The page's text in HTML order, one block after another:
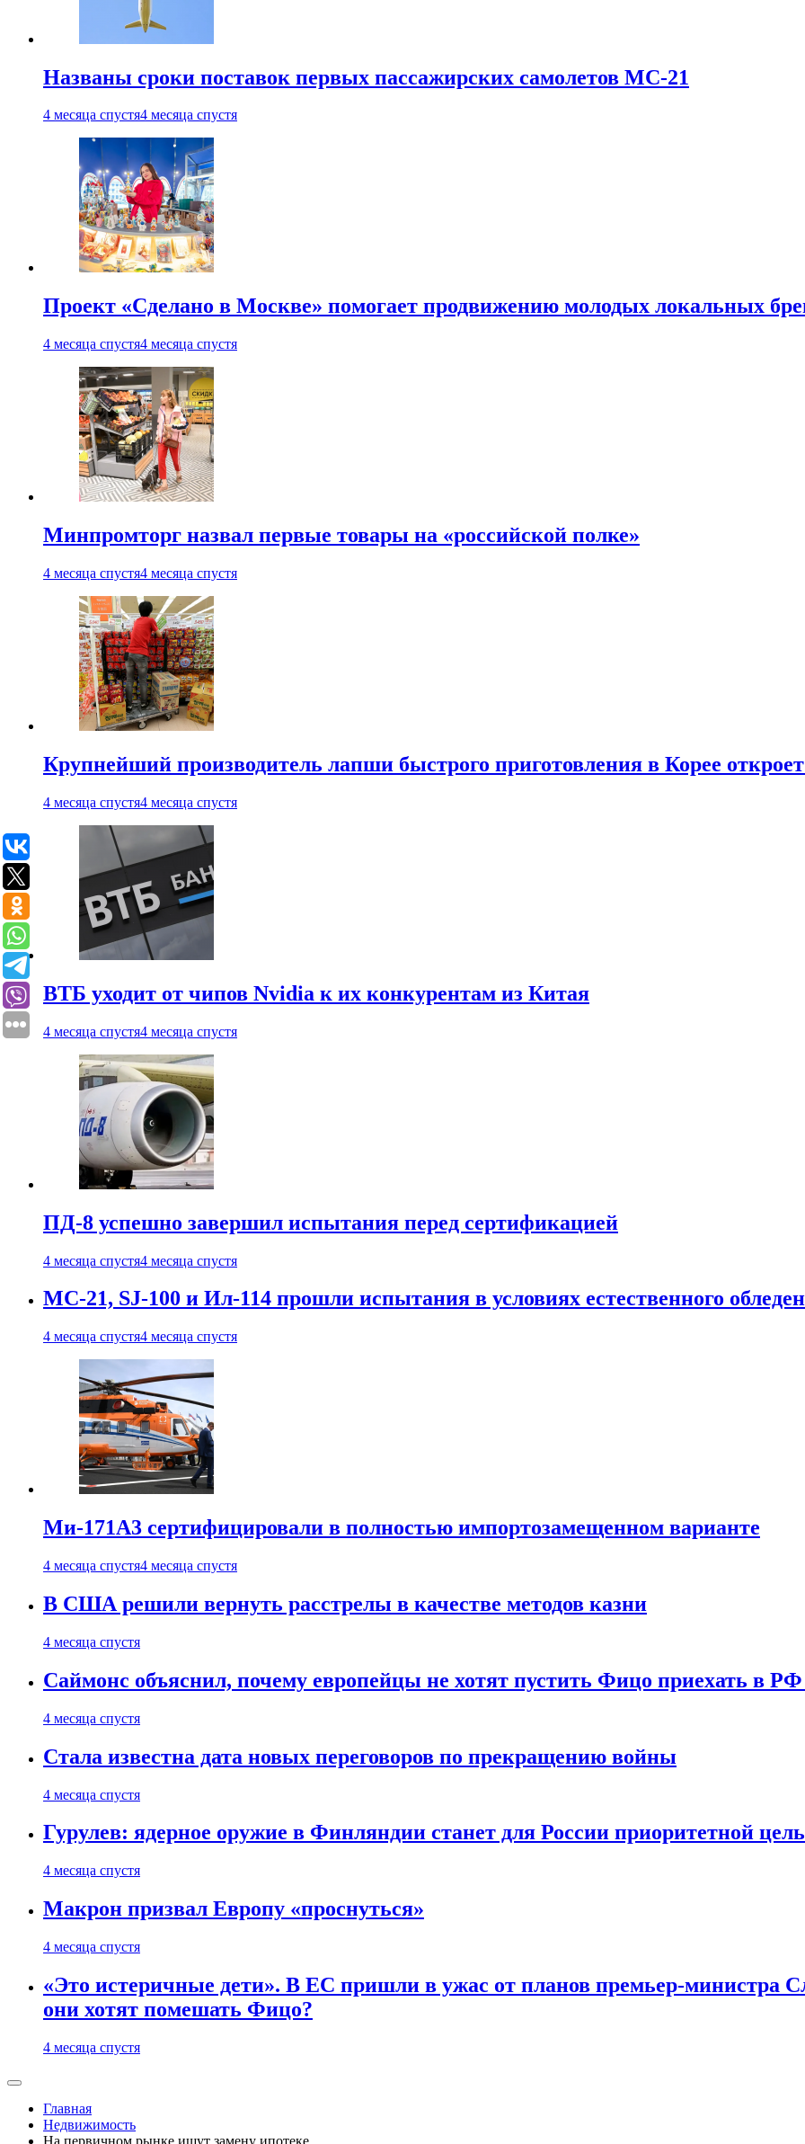
Названы сроки поставок первых пассажирских самолетов МС-21
4 месяца спустя4 месяца спустя
Проект «Сделано в Москве» помогает продвижению молодых локальных
4 месяца спустя4 месяца спустя
Минпромторг назвал первые товары на «российской полке»
4 месяца спустя4 месяца спустя
Крупнейший производитель лапши быстрого приготовления в Корее
4 месяца спустя4 месяца спустя
ВТБ уходит от чипов Nvidia к их конкурентам из Китая
4 месяца спустя4 месяца спустя
ПД-8 успешно завершил испытания перед сертификацией
4 месяца спустя4 месяца спустя
МС-21, SJ-100 и Ил-114 прошли испытания в условиях естественного
4 месяца спустя4 месяца спустя
Ми-171А3 сертифицировали в полностью импортозамещенном варианте
4 месяца спустя4 месяца спустя
В США решили вернуть расстрелы в качестве методов казни
4 месяца спустя
Саймонс объяснил, почему европейцы не хотят пустить Фицо приехать в
4 месяца спустя
Стала известна дата новых переговоров по прекращению войны
4 месяца спустя
Гурулев: ядерное оружие в Финляндии станет для России приоритетной
4 месяца спустя
Макрон призвал Европу «проснуться»
4 месяца спустя
«Это истеричные дети». В ЕС пришли в ужас от планов премьер-министра
они хотят помешать Фицо?
4 месяца спустя
Главная
Недвижимость
На первичном рынке ищут замену ипотеке